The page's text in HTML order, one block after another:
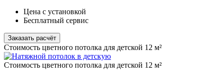
Цена с установкой
Бесплатный сервис
Заказать расчёт
Стоимость цветного потолка для детской 12 м²
Стоимость цветного потолка для детской 12 м²